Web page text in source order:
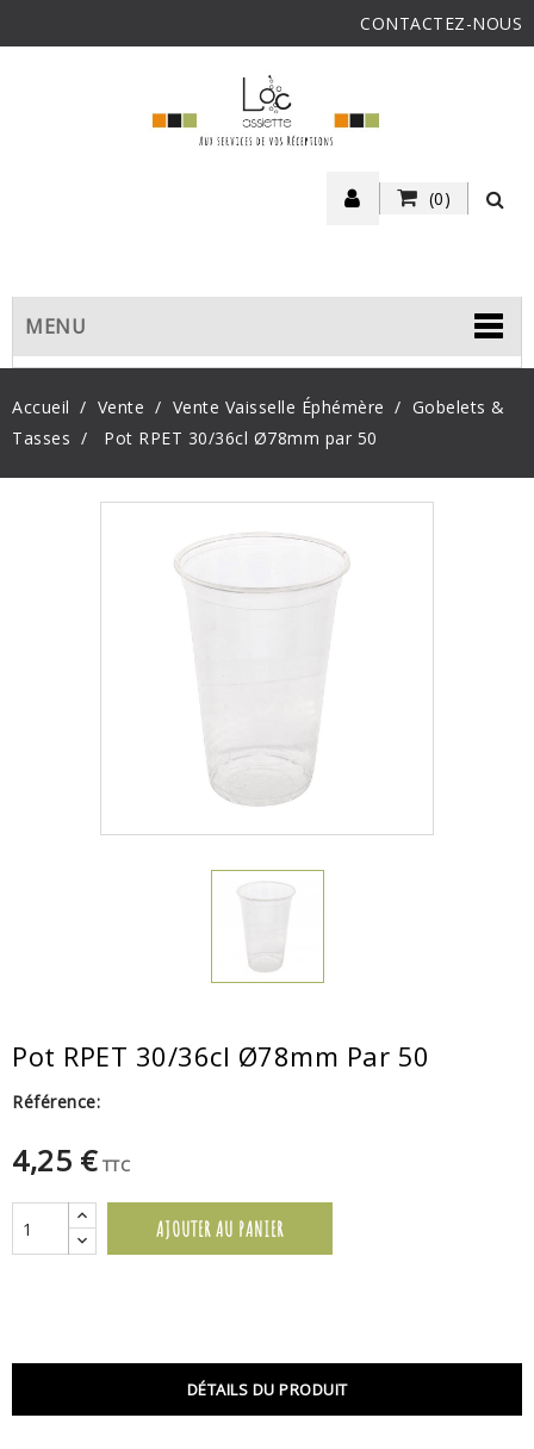
CONTACTEZ-NOUS
(0)
MENU
Accueil Vente Vente Vaisselle Éphémère
Gobelets &
Tasses
Pot RPET 30/36cl Ø78mm par 50
Pot RPET 30/36cl Ø78mm Par 50
Référence:
4,25 € TTC
AJOUTER AU PANIER
DÉTAILS DU PRODUIT